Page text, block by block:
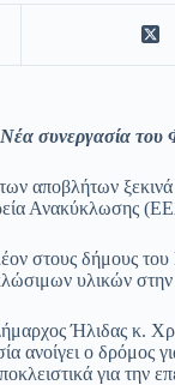
Νέα συνεργασία του
αποβλήτων
Ανακύκλωσης
στους δήμους
υλικών στην
Ήλιδας κ.
ανοίγει ο δρόμος
για την